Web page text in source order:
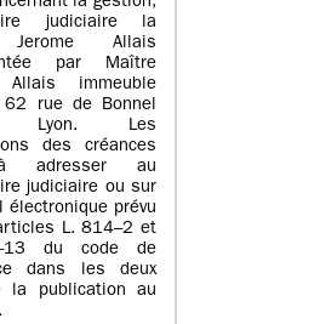
judiciaire la
Allais
par Maître
Allais immeuble
62 rue de Bonnel
Lyon. Les
des créances
adresser au
judiciaire ou sur
électronique prévu
L. 814–2 et
du code de
dans les deux
la publication au